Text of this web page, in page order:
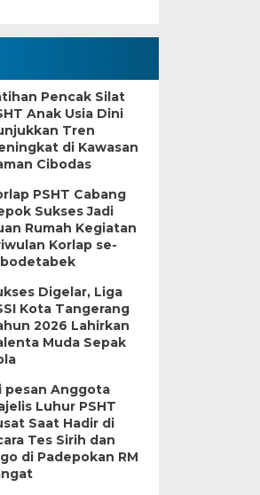
Pencak Silat
Anak Usia Dini
Tren
di Kawasan
Cibodas
PSHT Cabang
Sukses Jadi
Rumah Kegiatan
Korlap se-
Digelar, Liga
Kota Tangerang
2026 Lahirkan
Muda Sepak
pesan Anggota
Luhur PSHT
Saat Hadir di
Tes Sirih dan
di Padepokan RM